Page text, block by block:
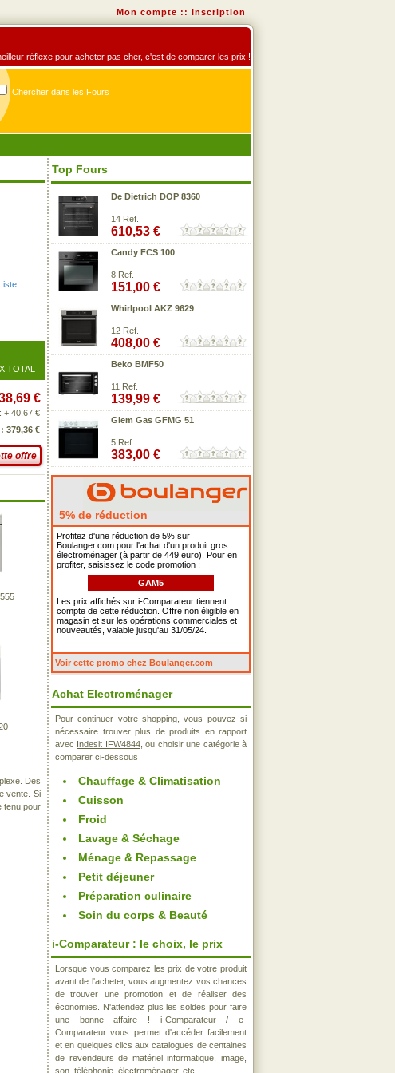
Mon compte :: Inscription
réflexe pour acheter pas cher, c'est de comparer les prix !
Chercher dans les Fours
Liste
TOTAL
€
+ 40,67 €
379,36 €
offre
Des
vente. Si
tenu pour
Top Fours
De Dietrich DOP 8360
14 Ref.
610,53 €
Candy FCS 100
8 Ref.
151,00 €
Whirlpool AKZ 9629
12 Ref.
408,00 €
Beko BMF50
11 Ref.
139,99 €
Glem Gas GFMG 51
5 Ref.
383,00 €
5% de réduction
Profitez d'une réduction de 5% sur
Boulanger.com pour l'achat d'un produit gros
électroménager (à partir de 449 euro). Pour en
profiter, saisissez le code promotion :
GAM5
Les prix affichés sur i-Comparateur tiennent
compte de cette réduction. Offre non éligible en
magasin et sur les opérations commerciales et
nouveautés, valable jusqu'au 31/05/24.
Voir cette promo chez Boulanger.com
Achat Electroménager
Pour continuer votre shopping, vous pouvez si
nécessaire trouver plus de produits en rapport
avec Indesit IFW4844, ou choisir une catégorie à
comparer ci-dessous
Chauffage & Climatisation
Cuisson
Froid
Lavage & Séchage
Ménage & Repassage
Petit déjeuner
Préparation culinaire
Soin du corps & Beauté
i-Comparateur : le choix, le prix
Lorsque vous comparez les prix de votre produit
avant de l'acheter, vous augmentez vos chances
de trouver une promotion et de réaliser des
économies. N'attendez plus les soldes pour faire
une bonne affaire ! i-Comparateur / e-
Comparateur vous permet d'accéder facilement
et en quelques clics aux catalogues de centaines
de revendeurs de matériel informatique, image,
son, téléphonie, électroménager, etc..